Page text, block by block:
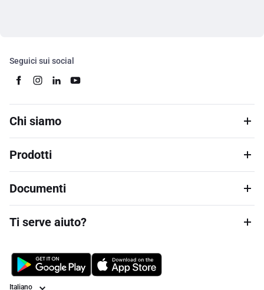
Seguici sui social
Chi siamo
Prodotti
Documenti
Ti serve aiuto?